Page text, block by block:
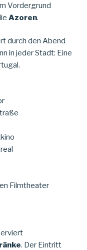
Vordergrund
Azoren.
durch den Abend
in jeder Stadt: Eine
Filmtheater
. Der Eintritt